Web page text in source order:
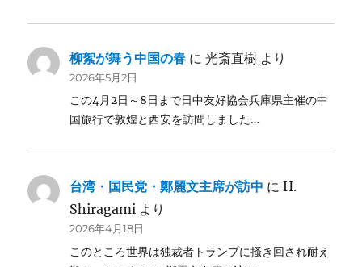
柳絮が舞う中国の春 に光斎直樹 より
2026年5月2日
この4月2日～8日まで日中友好協会兵庫県主催の中
国旅行で敦煌と西安を訪問しました…
台湾・国民党・鄭麗文主席が訪中 にH.
Shiragami より
2026年4月18日
このところ世界は独裁者トランプに掻き回され耐え